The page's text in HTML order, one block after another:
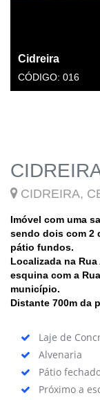
Cidreira
CÓDIGO: 016
CIDREIRA,
Imóvel com uma
sendo dois com 2
pátio fundos.
Localizada na
esquina com a
município.
Distante 700m da
Laje de
Alvenaria
Pátio
Próximo a